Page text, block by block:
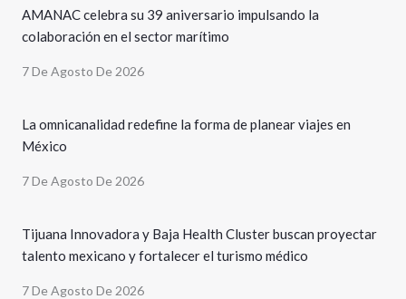
AMANAC celebra su 39 aniversario impulsando la
colaboración en el sector marítimo
7 De Agosto De 2026
La omnicanalidad redefine la forma de planear viajes en
México
7 De Agosto De 2026
Tijuana Innovadora y Baja Health Cluster buscan proyectar
talento mexicano y fortalecer el turismo médico
7 De Agosto De 2026